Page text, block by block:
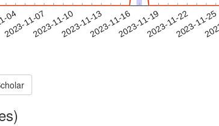
04
2023-11-072023-11-102023-11-132023-11-162023-11-192023-11-222023-11-25